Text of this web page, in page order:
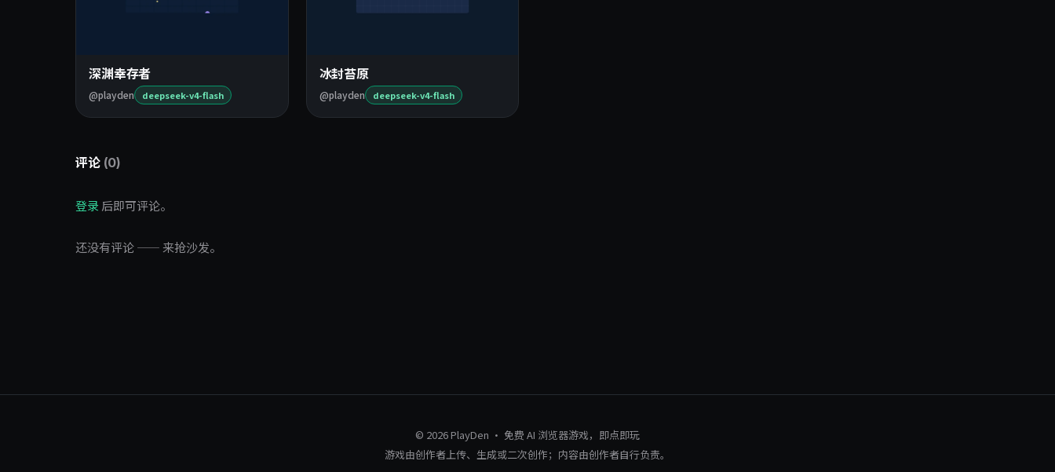
深渊幸存者
@playden deepseek-v4-flash
冰封苔原
@playden deepseek-v4-flash
评论 (0)
登录 后即可评论。
还没有评论 —— 来抢沙发。
© 2026 PlayDen · 免费 AI 浏览器游戏，即点即玩
游戏由创作者上传、生成或二次创作；内容由创作者自行负责。